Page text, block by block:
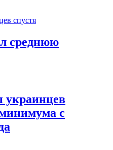
спустя
среднюю
украинцев
с